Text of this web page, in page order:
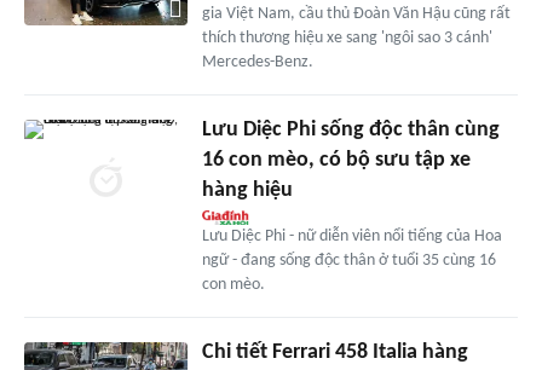
gia Việt Nam, cầu thủ Đoàn Văn Hậu cũng rất
thích thương hiệu xe sang 'ngôi sao 3 cánh'
Mercedes-Benz.
Lưu Diệc Phi sống độc thân cùng
16 con mèo, có bộ sưu tập xe
hàng hiệu
Lưu Diệc Phi - nữ diễn viên nổi tiếng của Hoa
ngữ - đang sống độc thân ở tuổi 35 cùng 16
con mèo.
Chi tiết Ferrari 458 Italia hàng